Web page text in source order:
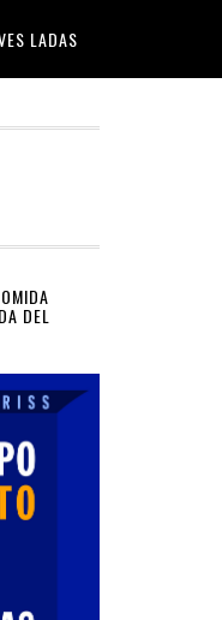
LADAS
DEL